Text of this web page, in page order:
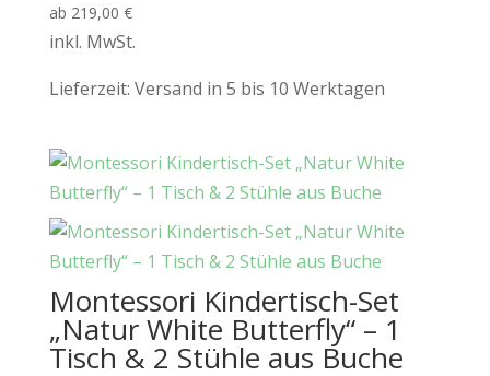
ab 219,00 €
inkl. MwSt.
Lieferzeit: Versand in 5 bis 10 Werktagen
Montessori Kindertisch-Set
„Natur White Butterfly“ – 1
Tisch & 2 Stühle aus Buche